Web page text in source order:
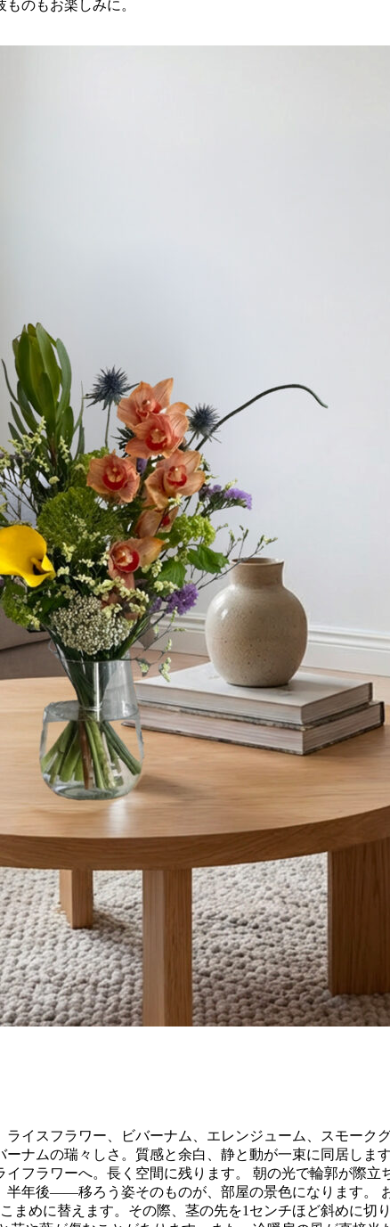
のもお楽しみに。
イスフラワー、ビバーナム、エレンジューム、スモーク
ナムの瑞々しさ。質感と余白、静と動が一束に同居しま
フラワーへ。長く空間に残ります。 朝の光で輪郭が際立
年後——移ろう姿そのものが、部屋の景色になります。
まめに替えます。その際、茎の先を1センチほど斜めに切